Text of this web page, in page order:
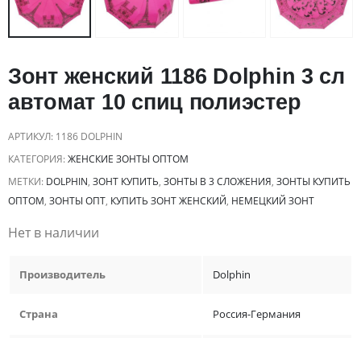
Зонт женский 1186 Dolphin 3 сл
автомат 10 спиц полиэстер
АРТИКУЛ: 1186 DOLPHIN
КАТЕГОРИЯ:ЖЕНСКИЕ ЗОНТЫ ОПТОМ
МЕТКИ: DOLPHIN, ЗОНТ КУПИТЬ, ЗОНТЫ В 3 СЛОЖЕНИЯ, ЗОНТЫ КУПИТЬ
ОПТОМ, ЗОНТЫ ОПТ, КУПИТЬ ЗОНТ ЖЕНСКИЙ, НЕМЕЦКИЙ ЗОНТ
Нет в наличии
Производитель Dolphin
Страна Россия-Германия